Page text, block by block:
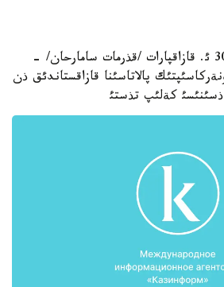
تاشكةنت. ناؤرئزدئث 30 ئ. قازاقپارات /قذرمات سامارحان/ -
پالاتاسئنا قازاقستاندئق ذن
كةلئپ تذستئ